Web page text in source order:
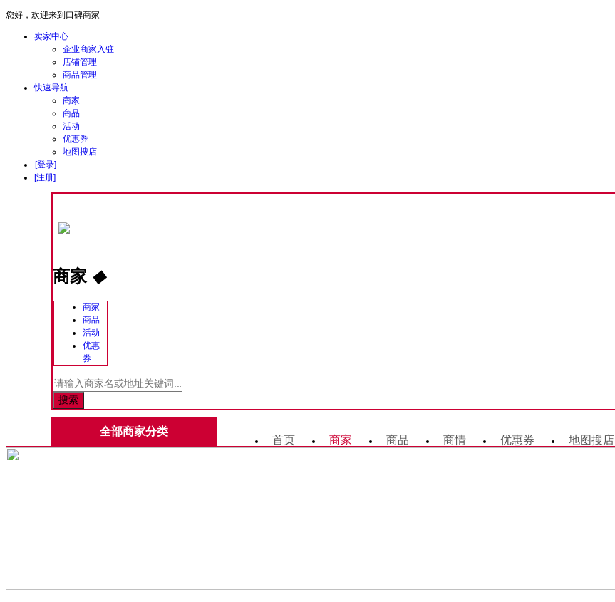
您好，欢迎来到口碑商家
卖家中心
企业商家入驻
店铺管理
商品管理
快速导航
商家
商品
活动
优惠券
地图搜店
[登录]
[注册]
商家 ◆
商家
商品
活动
优惠
券
全部商家分类
首页 商家 商品 商情 优惠券 地图搜店